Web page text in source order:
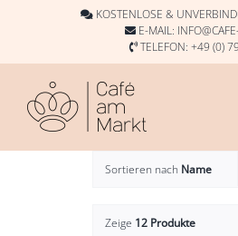
KOSTENLOSE &
E-MAIL:
TELEFON: +49 (0)
Sortieren nach Name
Zeige 12 Produkte